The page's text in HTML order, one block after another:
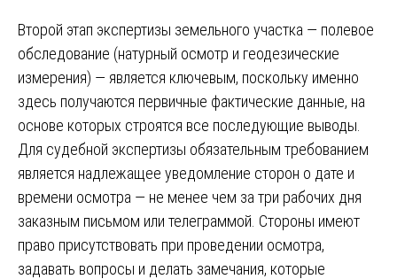
Второй этап экспертизы земельного участка — полевое
обследование (натурный осмотр и геодезические
измерения) — является ключевым, поскольку именно
здесь получаются первичные фактические данные, на
основе которых строятся все последующие выводы.
Для судебной экспертизы обязательным требованием
является надлежащее уведомление сторон о дате и
времени осмотра — не менее чем за три рабочих дня
заказным письмом или телеграммой. Стороны имеют
право присутствовать при проведении осмотра,
задавать вопросы и делать замечания, которые